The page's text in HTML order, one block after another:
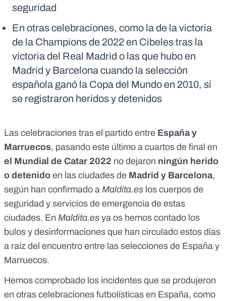
seguridad
En otras celebraciones, como la de la victoria
de la Champions de 2022 en Cibeles tras la
victoria del Real Madrid o las que hubo en
Madrid y Barcelona cuando la selección
española ganó la Copa del Mundo en 2010, sí
se registraron heridos y detenidos
Las celebraciones tras el partido entre España y
Marruecos, pasando este último a cuartos de final en
el Mundial de Catar 2022 no dejaron ningún herido
o detenido en las ciudades de Madrid y Barcelona,
según han confirmado a Maldita.es los cuerpos de
seguridad y servicios de emergencia de estas
ciudades. En Maldita.es ya os hemos contado los
bulos y desinformaciones que han circulado estos días
a raíz del encuentro entre las selecciones de España y
Marruecos.
Hemos comprobado los incidentes que se produjeron
en otras celebraciones futbolísticas en España, como